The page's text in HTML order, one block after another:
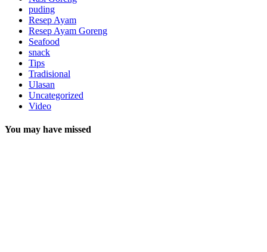
puding
Resep Ayam
Resep Ayam Goreng
Seafood
snack
Tips
Tradisional
Ulasan
Uncategorized
Video
You may have missed